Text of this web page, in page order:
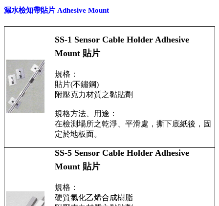
漏水檢知帶貼片 Adhesive Mount
SS-1 Sensor Cable Holder Adhesive
Mount 貼片
規格：
貼片(不鏽鋼)
附壓克力材質之黏貼劑
規格方法、用途：
在檢測場所之乾淨、平滑處，撕下底紙後，固
定於地板面。
SS-5 Sensor Cable Holder Adhesive
Mount 貼片
規格：
硬質氯化乙烯合成樹脂